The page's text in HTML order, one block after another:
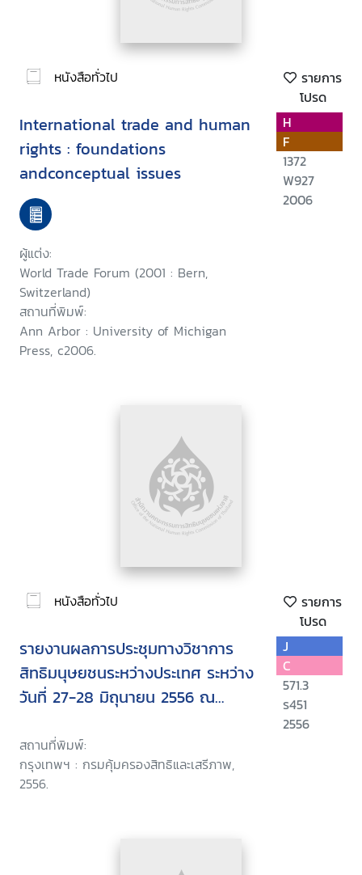
หนังสือทั่วไป
รายการ
โปรด
International trade and human
rights : foundations
andconceptual issues
ผู้แต่ง:
World Trade Forum (2001 : Bern,
Switzerland)
สถานที่พิมพ์:
Ann Arbor : University of Michigan
Press, c2006.
H
F
1372
W927
2006
หนังสือทั่วไป
รายการ
โปรด
รายงานผลการประชุมทางวิชาการ
สิทธิมนุษยชนระหว่างประเทศ ระหว่าง
วันที่ 27-28 มิถุนายน 2556 ณ
กรุงเทพมหานคร
สถานที่พิมพ์:
กรุงเทพฯ : กรมคุ้มครองสิทธิและเสรีภาพ,
2556.
J
C
571.3
ร451
2556